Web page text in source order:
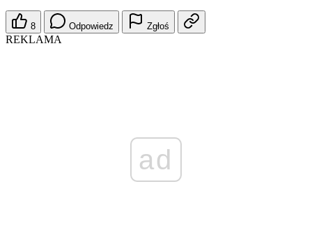
8 Odpowiedz Zgłoś
REKLAMA
ad